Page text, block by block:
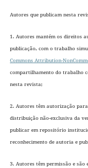
Autores que publicam nesta
1. Autores mantém os direitos
publicação, com o trabalho
Commons Attribution-
compartilhamento do trabalho
nesta revista;
2. Autores têm autorização
distribuição não-exclusiva da
publicar em repositório
reconhecimento de autoria e
3. Autores têm permissão e